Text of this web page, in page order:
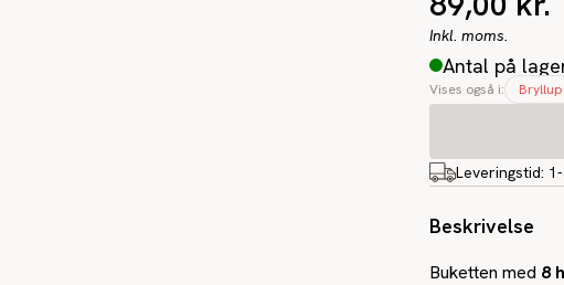
Inkl. moms.
Antal på
Vises også i: Bryllup
Leveringstid:
Beskrivelse
Buketten med 8